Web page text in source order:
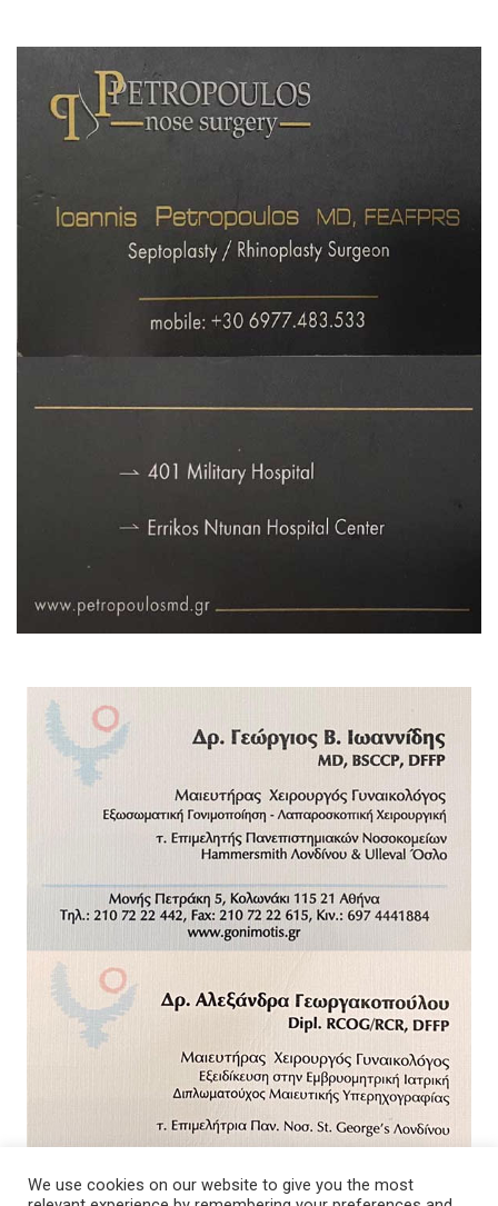
We use cookies on our website to give you the most